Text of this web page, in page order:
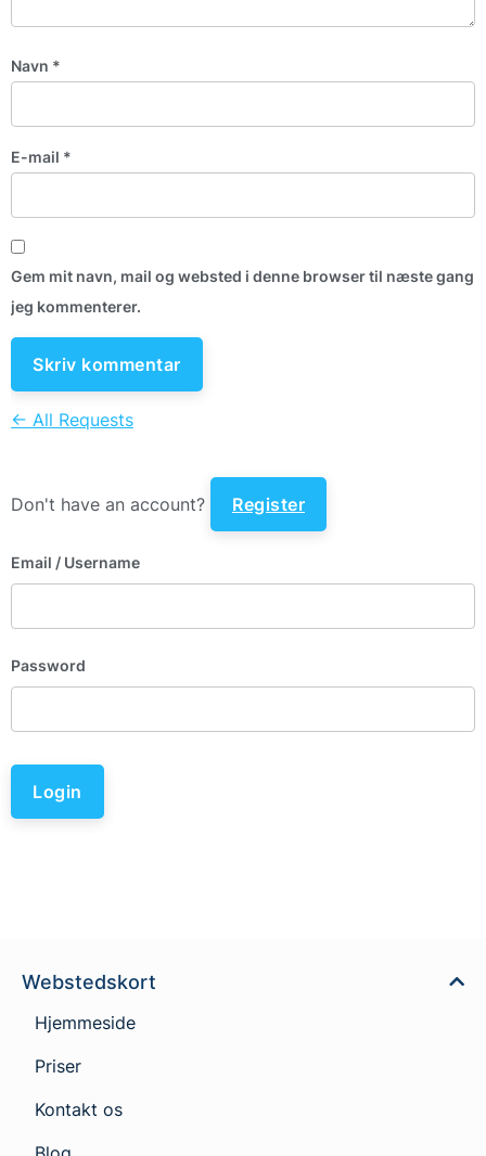
Navn *
E-mail *
Gem mit navn, mail og websted i denne browser til næste gang
jeg kommenterer.
← All Requests
Don't have an account? Register
Email / Username
Password
Login
Webstedskort
Hjemmeside
Priser
Kontakt os